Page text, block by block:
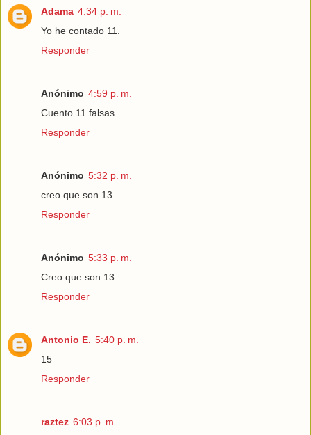
Adama 4:34 p. m.
Yo he contado 11.
Responder
Anónimo 4:59 p. m.
Cuento 11 falsas.
Responder
Anónimo 5:32 p. m.
creo que son 13
Responder
Anónimo 5:33 p. m.
Creo que son 13
Responder
Antonio E. 5:40 p. m.
15
Responder
raztez 6:03 p. m.